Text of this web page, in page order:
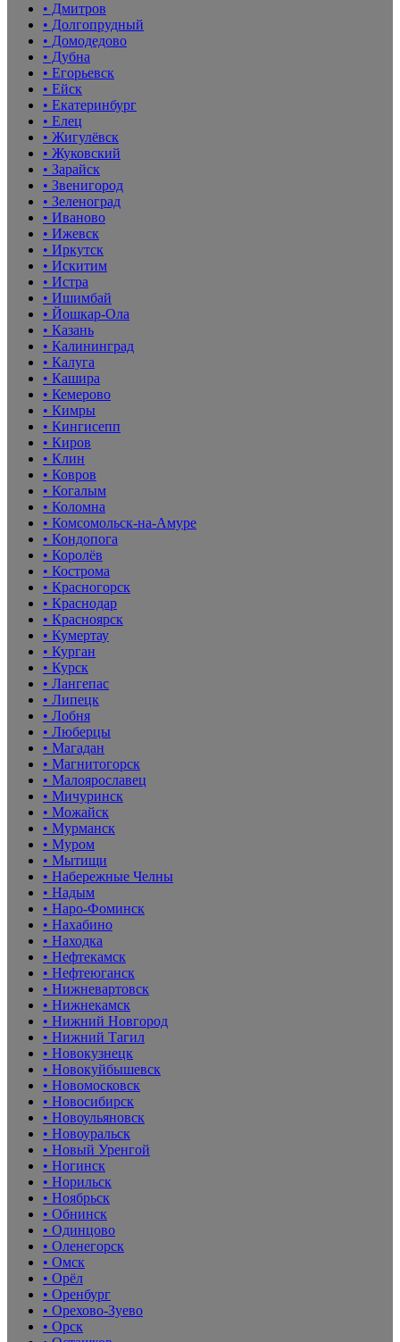
• Дмитров
• Долгопрудный
• Домодедово
• Дубна
• Егорьевск
• Ейск
• Екатеринбург
• Елец
• Жигулёвск
• Жуковский
• Зарайск
• Звенигород
• Зеленоград
• Иваново
• Ижевск
• Иркутск
• Искитим
• Истра
• Ишимбай
• Йошкар-Ола
• Казань
• Калининград
• Калуга
• Кашира
• Кемерово
• Кимры
• Кингисепп
• Киров
• Клин
• Ковров
• Когалым
• Коломна
• Комсомольск-на-Амуре
• Кондопога
• Королёв
• Кострома
• Красногорск
• Краснодар
• Красноярск
• Кумертау
• Курган
• Курск
• Лангепас
• Липецк
• Лобня
• Люберцы
• Магадан
• Магнитогорск
• Малоярославец
• Мичуринск
• Можайск
• Мурманск
• Муром
• Мытищи
• Набережные Челны
• Надым
• Наро-Фоминск
• Нахабино
• Находка
• Нефтекамск
• Нефтеюганск
• Нижневартовск
• Нижнекамск
• Нижний Новгород
• Нижний Тагил
• Новокузнецк
• Новокуйбышевск
• Новомосковск
• Новосибирск
• Новоульяновск
• Новоуральск
• Новый Уренгой
• Ногинск
• Норильск
• Ноябрьск
• Обнинск
• Одинцово
• Оленегорск
• Омск
• Орёл
• Оренбург
• Орехово-Зуево
• Орск